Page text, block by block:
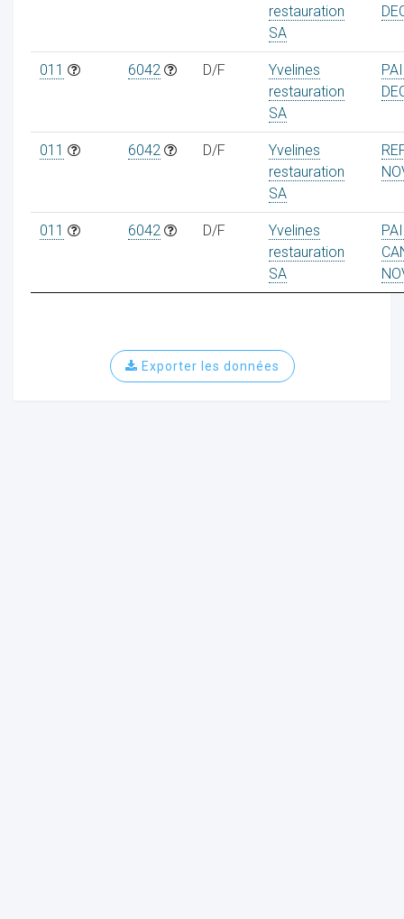
restauration
SA
011 6042 D/F
Yvelines
restauration
SA
011 6042 D/F
Yvelines
restauration
SA
011 6042 D/F
Yvelines
restauration
SA
Exporter les données